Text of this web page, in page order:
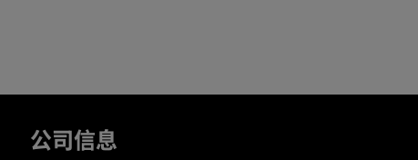
公司信息